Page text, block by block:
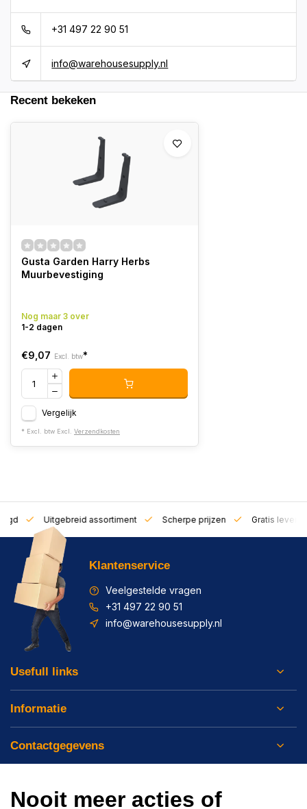
+31 497 22 90 51
info@warehousesupply.nl
Recent bekeken
Gusta Garden Harry Herbs
Muurbevestiging
Nog maar 3 over
1-2 dagen
€9,07 Excl. btw*
Vergelijk
* Excl. btw Excl. Verzendkosten
Uitgebreid assortiment Scherpe prijzen Gratis
Klantenservice
Veelgestelde vragen
+31 497 22 90 51
info@warehousesupply.nl
Usefull links
Informatie
Contactgegevens
Nooit meer acties of